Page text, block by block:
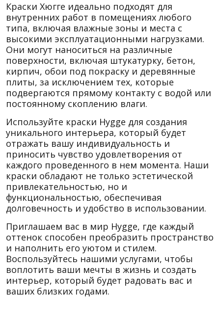
Краски Хюгге идеально подходят для
внутренних работ в помещениях любого
типа, включая влажные зоны и места с
высокими эксплуатационными нагрузками.
Они могут наноситься на различные
поверхности, включая штукатурку, бетон,
кирпич, обои под покраску и деревянные
плиты, за исключением тех, которые
подвергаются прямому контакту с водой или
постоянному скоплению влаги.
Используйте краски Hygge для создания
уникального интерьера, который будет
отражать вашу индивидуальность и
приносить чувство удовлетворения от
каждого проведенного в нем момента. Наши
краски обладают не только эстетической
привлекательностью, но и
функциональностью, обеспечивая
долговечность и удобство в использовании.
Приглашаем вас в мир Hygge, где каждый
оттенок способен преобразить пространство
и наполнить его уютом и стилем.
Воспользуйтесь нашими услугами, чтобы
воплотить ваши мечты в жизнь и создать
интерьер, который будет радовать вас и
ваших близких годами.